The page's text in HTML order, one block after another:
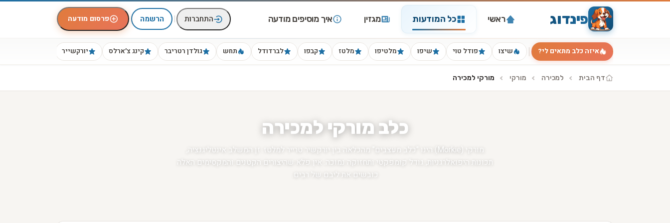
פינדוג ראשי כל המודעות מגזין איך מוסיפים מודעה התחברות | הרשמה פרסום מודעה
איזה כלב מתאים לי? שיצו פודל טוי שיפו מלטיפו מלטז קבפו לברדודל תחש גולדן רטריבר קינג צ׳ארלס יורקשייר
דף הבית למכירה מורקי מורקי למכירה
כלב מורקי למכירה
מורקי (Morkie) הינו "כלב מעצבים" מהכלאה בין יורקשיר טרייר למלטז. זן המשלב אינטליגנציה,
תכונות היפואלרגניות, גודל קומפקטי ותחזוקה נמוכה. אין פלא שהיצורים הקטנים והמקסימים האלה
כובשים את ליבם של רבים.